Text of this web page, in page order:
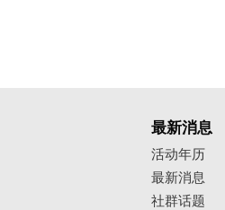
最新消息
活动年历
最新消息
社群话题